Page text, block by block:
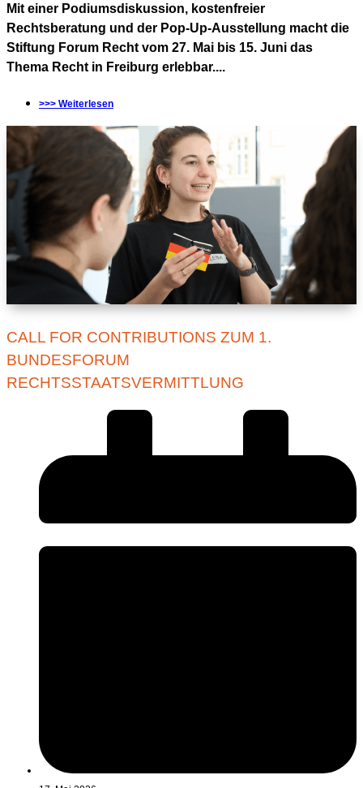
Mit einer Podiumsdiskussion, kostenfreier
Rechtsberatung und der Pop-Up-Ausstellung macht die
Stiftung Forum Recht vom 27. Mai bis 15. Juni das
Thema Recht in Freiburg erlebbar....
>>> Weiterlesen
CALL FOR CONTRIBUTIONS ZUM 1.
BUNDESFORUM
RECHTSSTAATSVERMITTLUNG